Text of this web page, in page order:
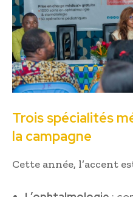
Trois spécialités
la campagne
Cette année, l’accent